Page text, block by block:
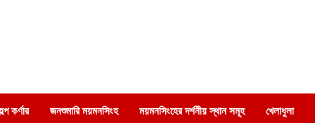
কর্ণার জনশুমারি ময়মনসিংহ ময়মনসিংহের দর্শনীয় স্থান সমূহ খেলাধুলা